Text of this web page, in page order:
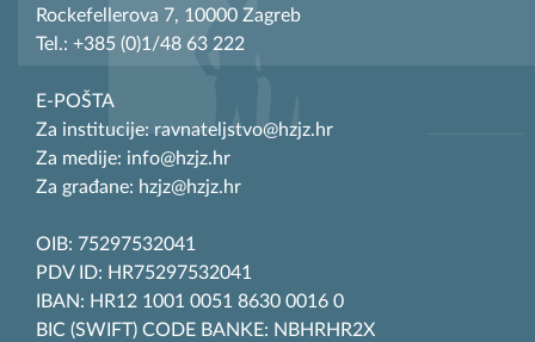
Rockefellerova 7, 10000 Zagreb
Tel.: +385 (0)1/48 63 222
E-POŠTA
Za institucije: ravnateljstvo@hzjz.hr
Za medije: info@hzjz.hr
Za građane: hzjz@hzjz.hr
OIB: 75297532041
PDV ID: HR75297532041
IBAN: HR12 1001 0051 8630 0016 0
BIC (SWIFT) CODE BANKE: NBHRHR2X